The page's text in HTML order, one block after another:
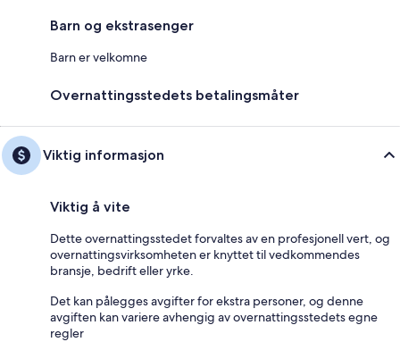
Barn og ekstrasenger
Barn er velkomne
Overnattingsstedets betalingsmåter
Viktig informasjon
Viktig å vite
Dette overnattingsstedet forvaltes av en profesjonell vert, og
overnattingsvirksomheten er knyttet til vedkommendes
bransje, bedrift eller yrke.
Det kan pålegges avgifter for ekstra personer, og denne
avgiften kan variere avhengig av overnattingsstedets egne
regler